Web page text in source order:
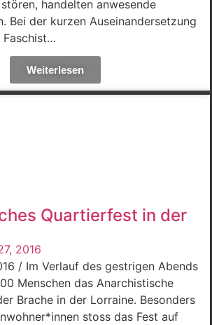
handelten anwesende
Bei der kurzen Auseinandersetzung
Weiterlesen
Quartierfest in der
2016
/ Im Verlauf des gestrigen Abends
Menschen das Anarchistische
Brache in der Lorraine. Besonders
stoss das Fest auf